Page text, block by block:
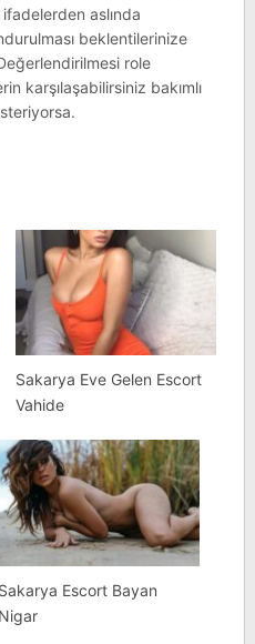
aslında
beklentilerinize
role
karşılaşabilirsiniz bakımlı
Sakarya Eve Gelen Escort
Vahide
Sakarya Escort Bayan
Nigar